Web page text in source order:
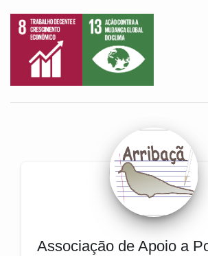
Associação de Apoio a